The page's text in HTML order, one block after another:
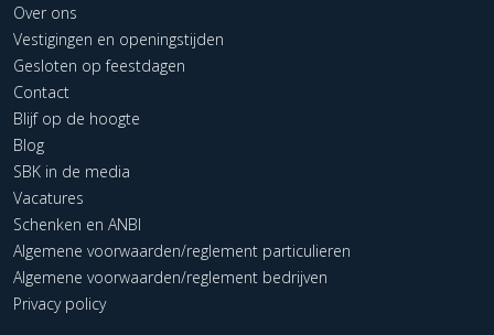
Over ons
Vestigingen en openingstijden
Gesloten op feestdagen
Contact
Blijf op de hoogte
Blog
SBK in de media
Vacatures
Schenken en ANBI
Algemene voorwaarden/reglement particulieren
Algemene voorwaarden/reglement bedrijven
Privacy policy